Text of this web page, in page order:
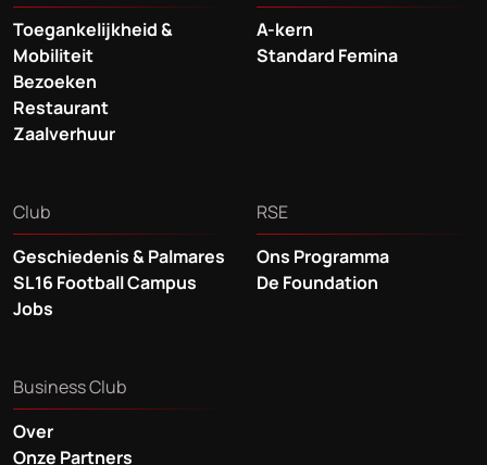
Toegankelijkheid &
Mobiliteit
Bezoeken
Restaurant
Zaalverhuur
A-kern
Standard Femina
Club
Geschiedenis & Palmares
SL16 Football Campus
Jobs
RSE
Ons Programma
De Foundation
Business Club
Over
Onze Partners